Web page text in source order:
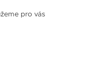
pro vás